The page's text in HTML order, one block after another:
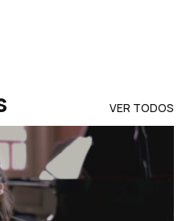
VER TODOS